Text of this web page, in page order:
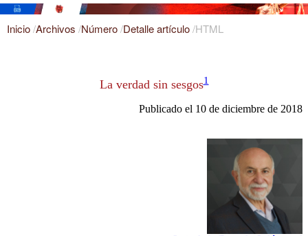
Inicio/Archivos /Número/Detalle artículo/HTML